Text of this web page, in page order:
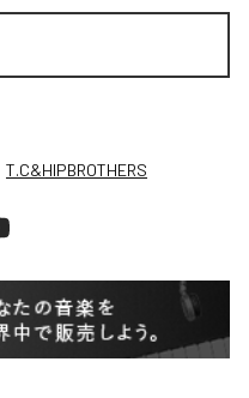
T.C&HIPBROTHERS